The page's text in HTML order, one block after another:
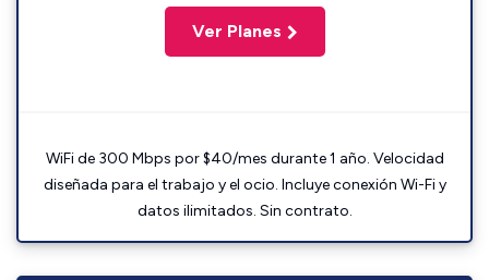
Ver Planes
WiFi de 300 Mbps por $40/mes durante 1 año. Velocidad
diseñada para el trabajo y el ocio. Incluye conexión Wi-Fi y
datos ilimitados. Sin contrato.